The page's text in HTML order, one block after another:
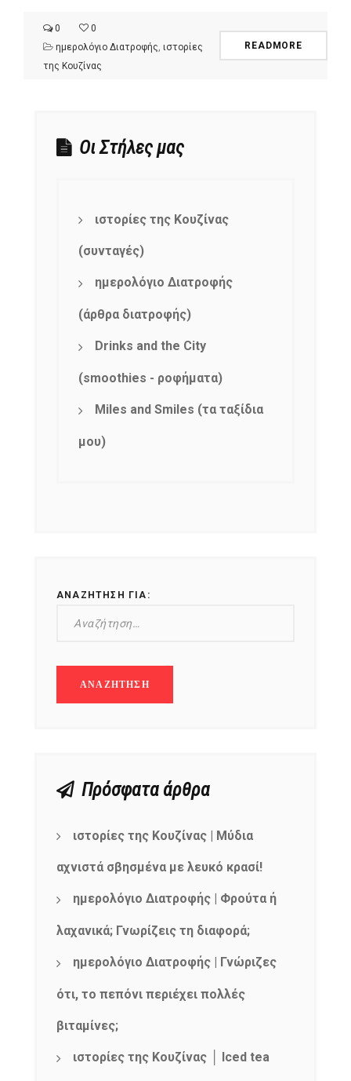
0
0
ημερολόγιο Διατροφής ιστορίες
της Κουζίνας
READMORE
Οι Στήλες μας
ιστορίες της Κουζίνας
(συνταγές)
ημερολόγιο Διατροφής
(άρθρα διατροφής)
Drinks and the City
(smoothies - ροφήματα)
Miles and Smiles (τα ταξίδια
μου)
ΑΝΑΖΉΤΗΣΗ ΓΙΑ:
Πρόσφατα άρθρα
ιστορίες της Κουζίνας | Μύδια
αχνιστά σβησμένα με λευκό κρασί!
ημερολόγιο Διατροφής | Φρούτα ή
λαχανικά; Γνωρίζεις τη διαφορά;
ημερολόγιο Διατροφής | Γνώριζες
ότι, το πεπόνι περιέχει πολλές
βιταμίνες;
ιστορίες της Κουζίνας │ Iced tea